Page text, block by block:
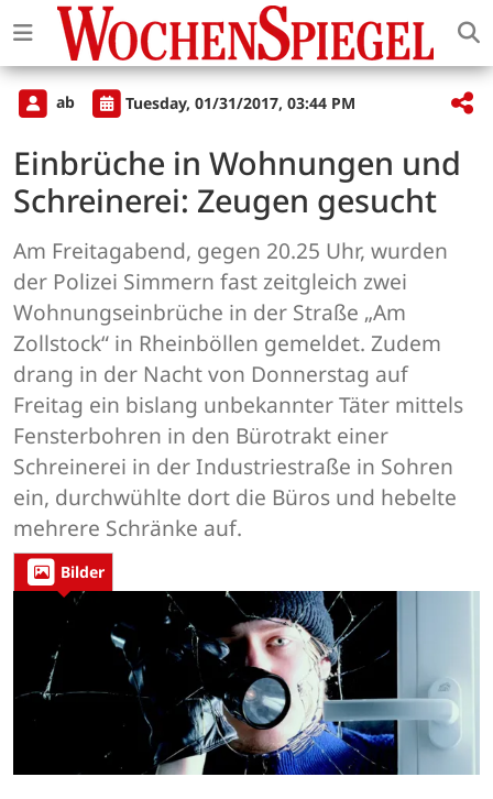
ab Tuesday, 01/31/2017, 03:44 PM
Einbrüche in Wohnungen und
Schreinerei: Zeugen gesucht
Am Freitagabend, gegen 20.25 Uhr, wurden
der Polizei Simmern fast zeitgleich zwei
Wohnungseinbrüche in der Straße „Am
Zollstock“ in Rheinböllen gemeldet. Zudem
drang in der Nacht von Donnerstag auf
Freitag ein bislang unbekannter Täter mittels
Fensterbohren in den Bürotrakt einer
Schreinerei in der Industriestraße in Sohren
ein, durchwühlte dort die Büros und hebelte
mehrere Schränke auf.
Bilder